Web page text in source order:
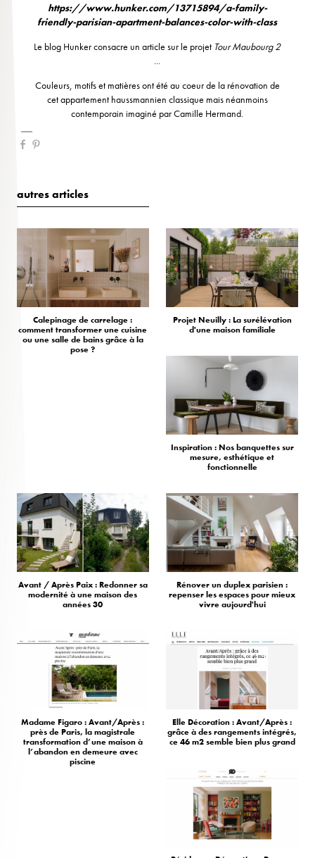
https://www.hunker.com/13715894/a-family-
friendly-parisian-apartment-balances-color-with-class
Le blog Hunker consacre un article sur le projet Tour Maubourg 2
...
Couleurs, motifs et matières ont été au coeur de la rénovation de
cet appartement haussmannien classique mais néanmoins
contemporain imaginé par Camille Hermand.
autres articles
Calepinage de carrelage :
comment transformer une cuisine
ou une salle de bains grâce à la
pose ?
Projet Neuilly : La surélévation
d'une maison familiale
Inspiration : Nos banquettes sur
mesure, esthétique et
fonctionnelle
Avant / Après Paix : Redonner sa
modernité à une maison des
années 30
Rénover un duplex parisien :
repenser les espaces pour mieux
vivre aujourd'hui
Madame Figaro : Avant/Après :
près de Paris, la magistrale
transformation d’une maison à
l’abandon en demeure avec
piscine
Elle Décoration : Avant/Après :
grâce à des rangements intégrés,
ce 46 m2 semble bien plus grand